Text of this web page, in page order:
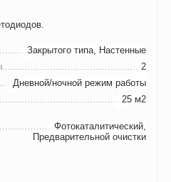
Закрытого типа, Настенные
2
Дневной/ночной режим работы
25 м2
Фотокаталитический,
Предварительной очистки